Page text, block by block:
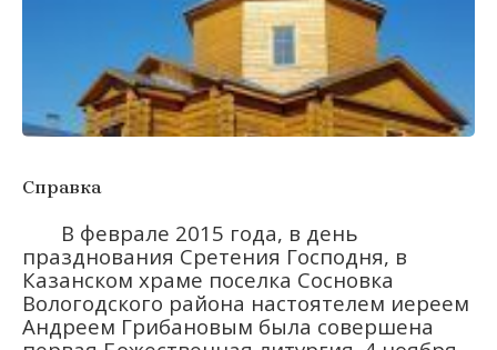
Справка
В феврале 2015 года, в день
празднования Сретения Господня, в
Казанском храме поселка Сосновка
Вологодского района настоятелем иереем
Андреем Грибановым была совершена